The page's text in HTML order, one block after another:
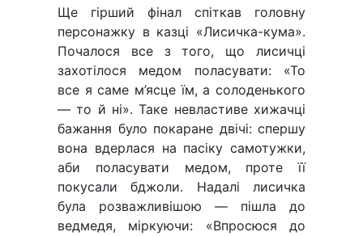
Ще гірший фінал спіткав головну
персонажку в казці «Лисичка-кума».
Почалося все з того, що лисичці
захотілося медом поласувати: «То
все я саме м’ясце їм, а солоденького
— то й ні». Таке невластиве хижачці
бажання було покаране двічі: спершу
вона вдерлася на пасіку самотужки,
аби поласувати медом, проте її
покусали бджоли. Надалі лисичка
була розважливішою — пішла до
ведмедя, міркуючи: «Впросюся до